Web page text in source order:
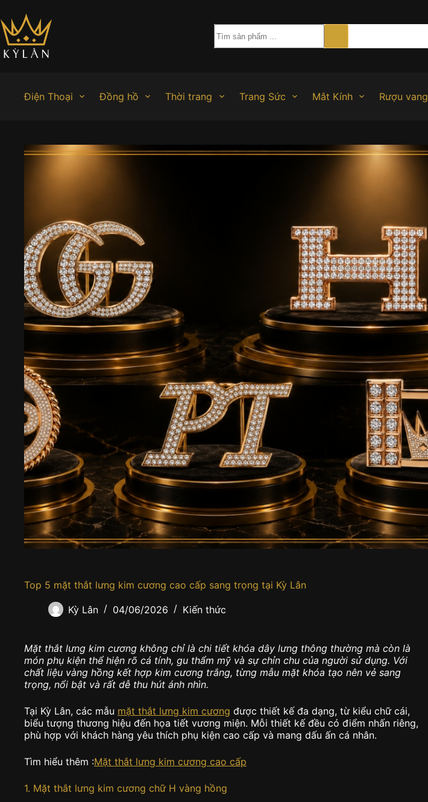
đến
phần
nội
dung
Điện Thoại Đồng hồ Thời trang Trang Sức Mắt Kính Rượu vang
Top 5 mặt thắt lưng kim cương cao cấp sang trọng tại Kỳ Lân
Kỳ Lân 04/06/2026 Kiến thức
Mặt thắt lưng kim cương không chỉ là chi tiết khóa dây lưng thông thường mà còn là
món phụ kiện thể hiện rõ cá tính, gu thẩm mỹ và sự chỉn chu của người sử dụng. Với
chất liệu vàng hồng kết hợp kim cương trắng, từng mẫu mặt khóa tạo nên vẻ sang
trọng, nổi bật và rất dễ thu hút ánh nhìn.
Tại Kỳ Lân, các mẫu mặt thắt lưng kim cương được thiết kế đa dạng, từ kiểu chữ cái,
biểu tượng thương hiệu đến họa tiết vương miện. Mỗi thiết kế đều có điểm nhấn riêng,
phù hợp với khách hàng yêu thích phụ kiện cao cấp và mang dấu ấn cá nhân.
Tìm hiểu thêm :Mặt thắt lưng kim cương cao cấp
1. Mặt thắt lưng kim cương chữ H vàng hồng